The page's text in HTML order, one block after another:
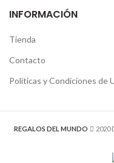
INFORMACIÓN
Tienda
Contacto
Políticas y Condiciones de
REGALOS DEL MUNDO 2020